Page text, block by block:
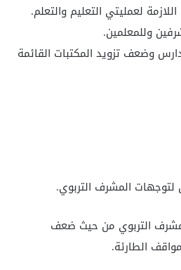
لعمليتي التعليم والتعلم.
وللمعلمين.
وضعف تزويد المكتبات القائمة
التربوي من حيث ضعف
الطارئة.